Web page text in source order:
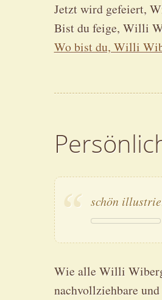
Jetzt wird gefeiert,
Bist du feige, Willi
Wo bist du, Willi
schön
Wie alle Willi
nachvollziehbare